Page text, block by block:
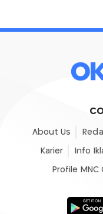
About Us
Karier Info
Profile MNC